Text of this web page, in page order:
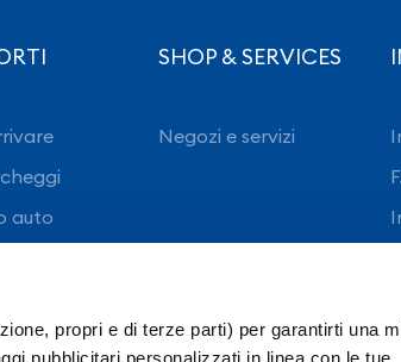
propri e di terze parti) per garantirti una
auto
SHOP & SERVICES
Negozi e servizi